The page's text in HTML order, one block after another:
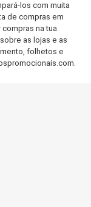
los com muita
de compras em
na tua
as lojas e as
folhetos e